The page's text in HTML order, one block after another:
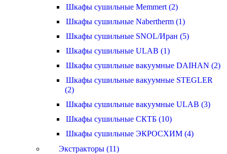
Шкафы сушильные Memmert (2)
Шкафы сушильные Nabertherm (1)
Шкафы сушильные SNOL/Иран (5)
Шкафы сушильные ULAB (1)
Шкафы сушильные вакуумные DAIHAN (2)
Шкафы сушильные вакуумные STEGLER
(2)
Шкафы сушильные вакуумные ULAB (3)
Шкафы сушильные СКТБ (10)
Шкафы сушильные ЭКРОСХИМ (4)
Экстракторы (11)